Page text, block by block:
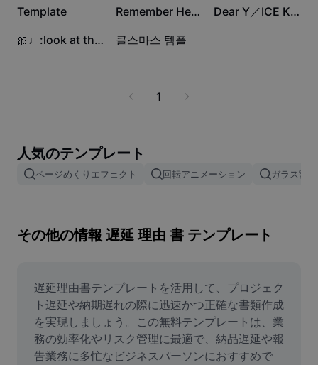
画像結合
画像サイズ変更
ミームジェネレーター
AI Text Remover
AI People Remover
1606
Template 1008 Remember Heart . 898 Dear Y／ICE KING🧊👑
437 🎀♩:look at the sea 263
클스마스 템플
1
人気のテンプレート
ページめくりエフェクト 回転アニメーション ガラス割
その他の情報 遅延 理由 書 テンプレート
遅延理由書テンプレートを活用して、プロジェク
ト遅延や納期遅れの際に迅速かつ正確な書類作成
を実現しましょう。この無料テンプレートは、業
務の効率化やリスク管理に最適で、納品遅延や報
告業務に多忙なビジネスパーソンにおすすめで